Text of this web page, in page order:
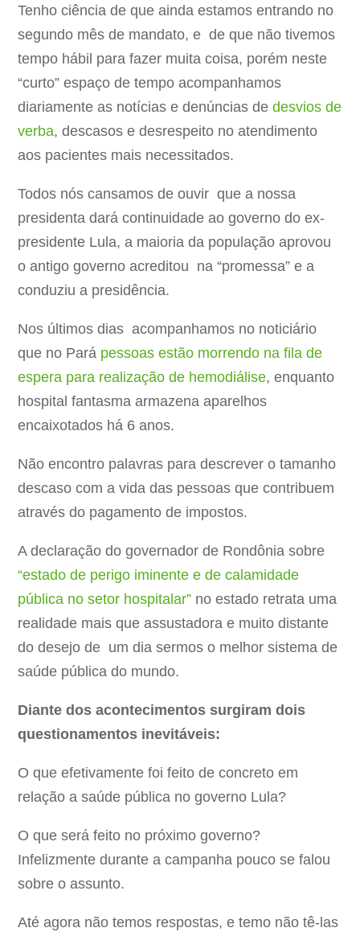
Tenho ciência de que ainda estamos entrando no
segundo mês de mandato, e de que não tivemos
tempo hábil para fazer muita coisa, porém neste
“curto” espaço de tempo acompanhamos
diariamente as notícias e denúncias de desvios de
verba, descasos e desrespeito no atendimento
aos pacientes mais necessitados.
Todos nós cansamos de ouvir que a nossa
presidenta dará continuidade ao governo do ex-
presidente Lula, a maioria da população aprovou
o antigo governo acreditou na “promessa” e a
conduziu a presidência.
Nos últimos dias acompanhamos no noticiário
que no Pará pessoas estão morrendo na fila de
espera para realização de hemodiálise, enquanto
hospital fantasma armazena aparelhos
encaixotados há 6 anos.
Não encontro palavras para descrever o tamanho
descaso com a vida das pessoas que contribuem
através do pagamento de impostos.
A declaração do governador de Rondônia sobre
“estado de perigo iminente e de calamidade
pública no setor hospitalar” no estado retrata uma
realidade mais que assustadora e muito distante
do desejo de um dia sermos o melhor sistema de
saúde pública do mundo.
Diante dos acontecimentos surgiram dois
questionamentos inevitáveis:
O que efetivamente foi feito de concreto em
relação a saúde pública no governo Lula?
O que será feito no próximo governo?
Infelizmente durante a campanha pouco se falou
sobre o assunto.
Até agora não temos respostas, e temo não tê-las